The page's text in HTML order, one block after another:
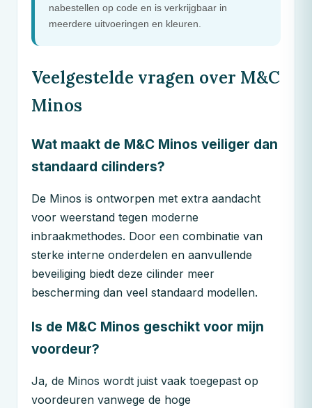
nabestellen op code en is verkrijgbaar in
meerdere uitvoeringen en kleuren.
Veelgestelde vragen over M&C
Minos
Wat maakt de M&C Minos veiliger dan
standaard cilinders?
De Minos is ontworpen met extra aandacht
voor weerstand tegen moderne
inbraakmethodes. Door een combinatie van
sterke interne onderdelen en aanvullende
beveiliging biedt deze cilinder meer
bescherming dan veel standaard modellen.
Is de M&C Minos geschikt voor mijn
voordeur?
Ja, de Minos wordt juist vaak toegepast op
voordeuren vanwege de hoge